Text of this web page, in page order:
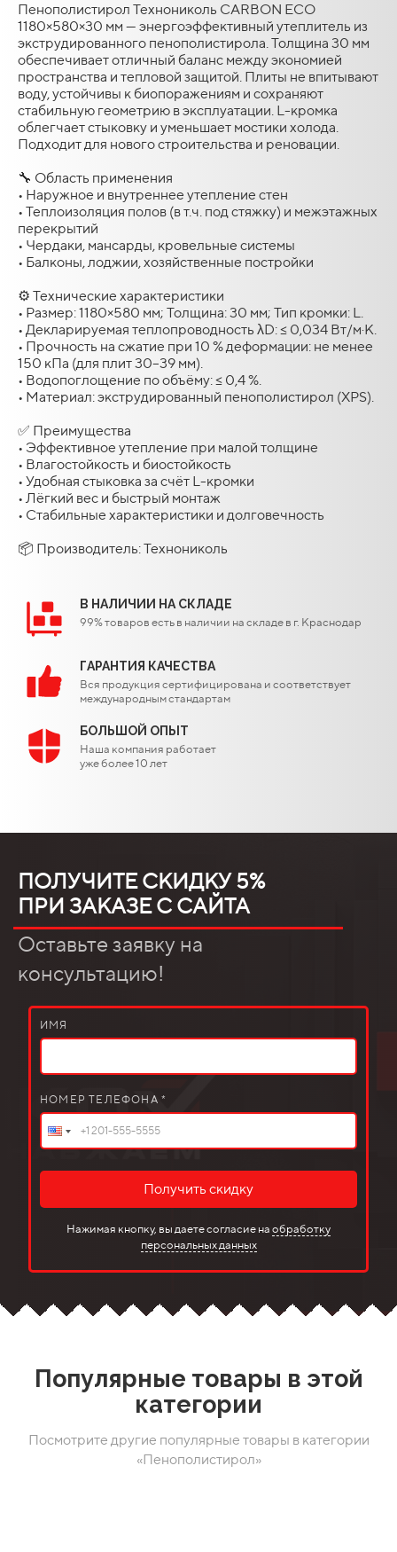
Пенополистирол Технониколь CARBON ECO
1180×580×30 мм — энергоэффективный утеплитель из
экструдированного пенополистирола. Толщина 30 мм
обеспечивает отличный баланс между экономией
пространства и тепловой защитой. Плиты не впитывают
воду, устойчивы к биопоражениям и сохраняют
стабильную геометрию в эксплуатации. L-кромка
облегчает стыковку и уменьшает мостики холода.
Подходит для нового строительства и реновации.
🔧 Область применения
• Наружное и внутреннее утепление стен
• Теплоизоляция полов (в т.ч. под стяжку) и межэтажных
перекрытий
• Чердаки, мансарды, кровельные системы
• Балконы, лоджии, хозяйственные постройки
⚙️ Технические характеристики
• Размер: 1180×580 мм; Толщина: 30 мм; Тип кромки: L.
• Декларируемая теплопроводность λD: ≤ 0,034 Вт/м·К.
• Прочность на сжатие при 10 % деформации: не менее
150 кПа (для плит 30–39 мм).
• Водопоглощение по объёму: ≤ 0,4 %.
• Материал: экструдированный пенополистирол (XPS).
✅ Преимущества
• Эффективное утепление при малой толщине
• Влагостойкость и биостойкость
• Удобная стыковка за счёт L-кромки
• Лёгкий вес и быстрый монтаж
• Стабильные характеристики и долговечность
📦 Производитель: Технониколь
В НАЛИЧИИ НА СКЛАДЕ
99% товаров есть в наличии на складе в г. Краснодар
ГАРАНТИЯ КАЧЕСТВА
Вся продукция сертифицирована и соответствует
международным стандартам
БОЛЬШОЙ ОПЫТ
Наша компания работает
уже более 10 лет
ПОЛУЧИТЕ СКИДКУ 5%
ПРИ ЗАКАЗЕ С САЙТА
Оставьте заявку на
консультацию!
ИМЯ
НОМЕР ТЕЛЕФОНА *
Получить скидку
Нажимая кнопку, вы даете согласие на обработку
персональных данных
Популярные товары в этой
категории
Посмотрите другие популярные товары в категории
«Пенополистирол»